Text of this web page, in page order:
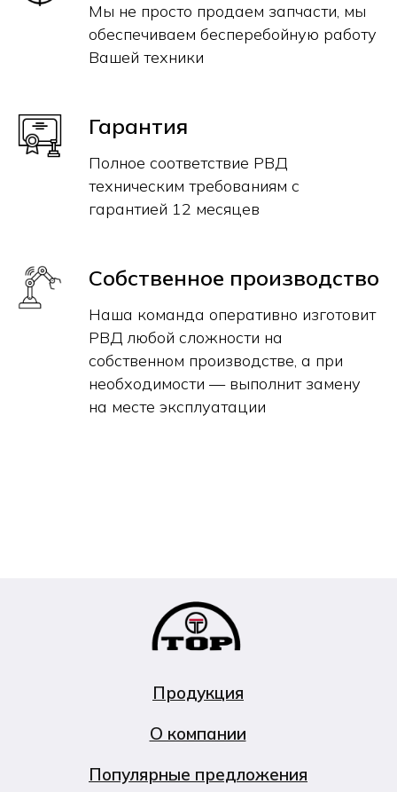
Мы не просто продаем запчасти, мы
обеспечиваем бесперебойную работу
Вашей техники
Гарантия
Полное соответствие РВД
техническим требованиям с
гарантией 12 месяцев
Собственное производство
Наша команда оперативно изготовит
РВД любой сложности на
собственном производстве, а при
необходимости — выполнит замену
на месте эксплуатации
О компании
Популярные предложения
Продукция